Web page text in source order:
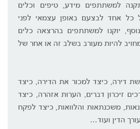
למשתתפים מידע, טיפים וכלים
כל אחד לבצעם באופן עצמאי לפני
יוקנו למשתתפים בהרצאה כלים
להיות מעורב בשלב זה או אחר של
דירה, כיצד למכור את הדירה, כיצד
זיכרון דברים, הערות אזהרה, כיצד
משכנתאות והלוואות, כיצד לפקח
הדין ועוד…